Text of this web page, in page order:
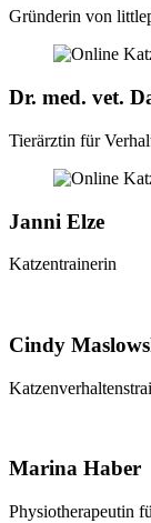
Gründerin von
Dr. med. vet.
Tierärztin für
Janni Elze
Katzentrainerin
Cindy
Marina Haber
Physiotherapeutin